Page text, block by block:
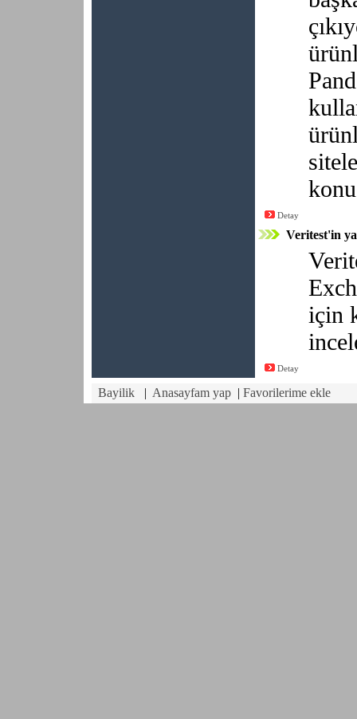
Detay
Veritest'in
için
Detay
Bayilik | Anasayfam yap | Favorilerime ekle